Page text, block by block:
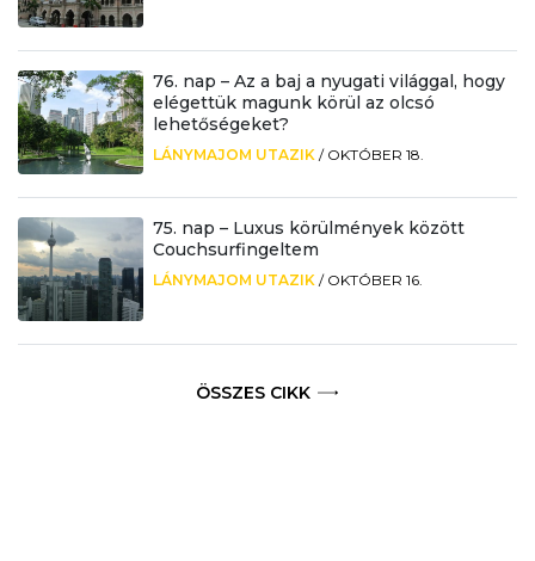
76. nap – Az a baj a nyugati világgal, hogy
elégettük magunk körül az olcsó
lehetőségeket?
LÁNYMAJOM UTAZIK / OKTÓBER 18.
75. nap – Luxus körülmények között
Couchsurfingeltem
LÁNYMAJOM UTAZIK / OKTÓBER 16.
ÖSSZES CIKK